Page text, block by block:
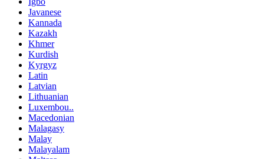
Javanese
Kannada
Kazakh
Khmer
Kurdish
Kyrgyz
Latin
Latvian
Lithuanian
Luxembou..
Macedonian
Malagasy
Malay
Malayalam